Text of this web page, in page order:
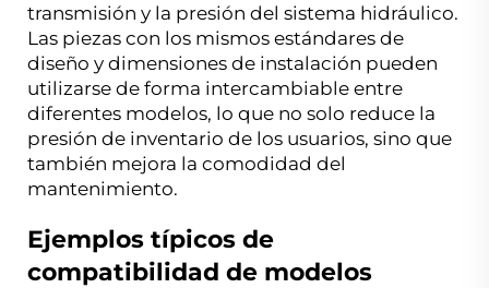
transmisión y la presión del sistema hidráulico.
Las piezas con los mismos estándares de
diseño y dimensiones de instalación pueden
utilizarse de forma intercambiable entre
diferentes modelos, lo que no solo reduce la
presión de inventario de los usuarios, sino que
también mejora la comodidad del
mantenimiento.
Ejemplos típicos de
compatibilidad de modelos